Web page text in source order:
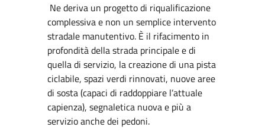
Ne deriva un progetto di riqualificazione
complessiva e non un semplice intervento
stradale manutentivo. È il rifacimento in
profondità della strada principale e di
quella di servizio, la creazione di una pista
ciclabile, spazi verdi rinnovati, nuove aree
di sosta (capaci di raddoppiare l’attuale
capienza), segnaletica nuova e più a
servizio anche dei pedoni.